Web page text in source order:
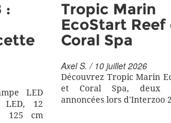
:
LED
12
125 cm
Tropic Marin
EcoStart Reef
Coral Spa
Axel S. / 10 juillet 2026
Découvrez Tropic Marin
et Coral Spa, deux
annoncées lors d'Interzoo